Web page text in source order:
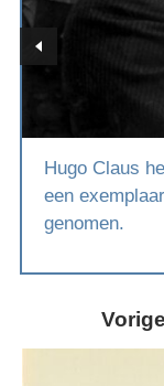
Hugo Claus
een
genomen.
Vorige